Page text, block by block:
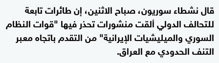
قال نشطاء سوريون، صباح الاثنين، إن طائرات تابعة
للتحالف الدولي ألقت منشورات تحذر فيها "قوات النظام
السوري والميليشيات الإيرانية" من التقدم باتجاه معبر
التنف الحدودي مع العراق.